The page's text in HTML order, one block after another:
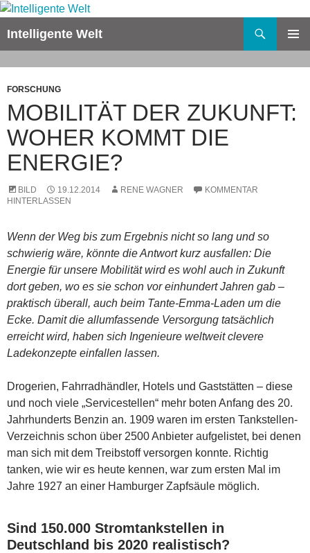
Zum
springen
Intelligente Welt
FORSCHUNG
MOBILITÄT DER ZUKUNFT:
WOHER KOMMT DIE
ENERGIE?
BILD 19.12.2014 RENE WAGNER
KOMMENTAR
HINTERLASSEN
Wenn der Weg bis zum Ergebnis nicht so lang und so
schwierig wäre, könnte die Antwort kurz ausfallen: Die
Energie für unsere Mobilität wird es wohl auch in Zukunft
dort geben, wo es sie schon vor einhundert Jahren gab –
praktisch überall, auch beim Tante-Emma-Laden um die
Ecke. Damit die allumfassende Versorgung tatsächlich
erreicht wird, haben sich Ingenieure weltweit clevere
Ladekonzepte einfallen lassen.
Drogerien, Fahrradhändler, Hotels und Gaststätten – diese
und noch viele „Servicestellen“ mehr boten Anfang des 20.
Jahrhunderts Benzin an. 1909 waren im ersten Tankstellen-
Verzeichnis schon über 2500 Anbieter aufgelistet, bei denen
man sich mit dem Treibstoff versorgen konnte. Richtig
tanken, wie wir es heute kennen, war zum ersten Mal im
Jahre 1927 an einer Hamburger Zapfsäule möglich.
Sind 150.000 Stromtankstellen in
Deutschland bis 2020 realistisch?